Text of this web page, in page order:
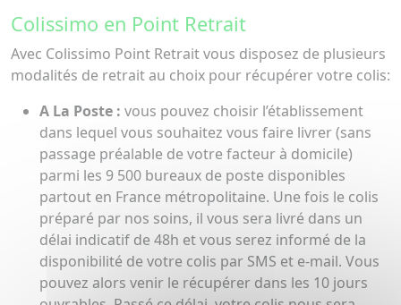
Colissimo en Point Retrait
Avec Colissimo Point Retrait vous disposez de plusieurs
modalités de retrait au choix pour récupérer votre colis:
A La Poste : vous pouvez choisir l’établissement
dans lequel vous souhaitez vous faire livrer (sans
passage préalable de votre facteur à domicile)
parmi les 9 500 bureaux de poste disponibles
partout en France métropolitaine. Une fois le colis
préparé par nos soins, il vous sera livré dans un
délai indicatif de 48h et vous serez informé de la
disponibilité de votre colis par SMS et e-mail. Vous
pouvez alors venir le récupérer dans les 10 jours